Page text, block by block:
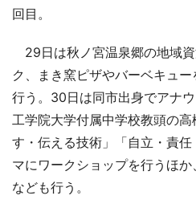
回目。
29日は秋ノ宮温泉郷の地域
ク、まき窯ピザやバーベキュ
行う。30日は同市出身でアナ
工学院大学付属中学校教頭の
す・伝える技術」「自立・責
マにワークショップを行うほ
なども行う。